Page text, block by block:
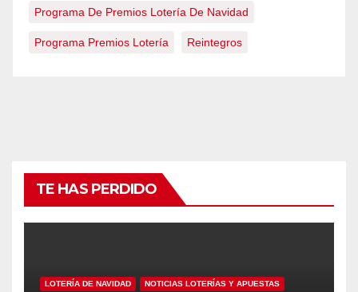
Programa De Premios Lotería De Navidad
Programa Premios Lotería Reintegros
TE HAS PERDIDO
LOTERÍA DE NAVIDAD NOTICIAS LOTERÍAS Y APUESTAS